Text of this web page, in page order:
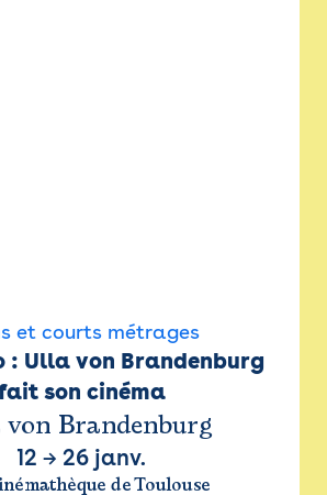
et courts métrages
: Ulla von Brandenburg
son cinéma
Brandenburg
12 → 26 janv.
de Toulouse